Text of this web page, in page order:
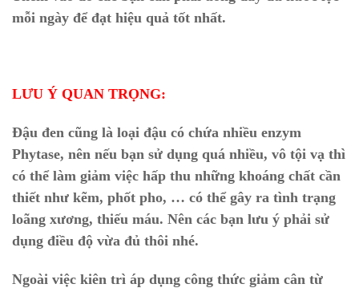
mỗi ngày để đạt hiệu quả tốt nhất.
LƯU Ý QUAN TRỌNG:
Đậu đen cũng là loại đậu có chứa nhiều enzym
Phytase, nên nếu bạn sử dụng quá nhiều, vô tội vạ thì
có thể làm giảm việc hấp thu những khoáng chất cần
thiết như kẽm, phốt pho, … có thể gây ra tình trạng
loãng xương, thiếu máu. Nên các bạn lưu ý phải sử
dụng điều độ vừa đủ thôi nhé.
Ngoài việc kiên trì áp dụng công thức giảm cân từ